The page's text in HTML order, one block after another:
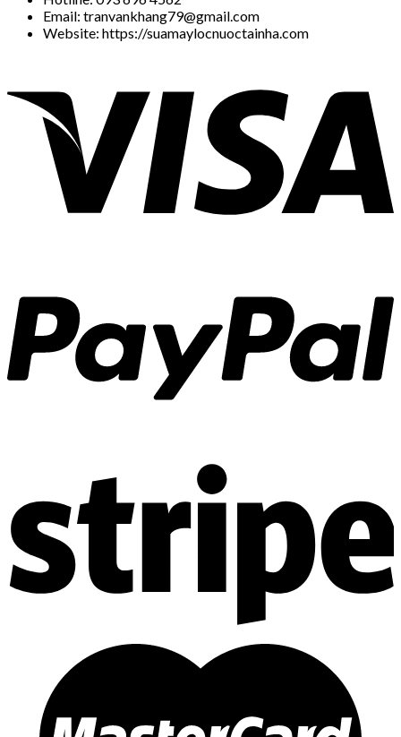
Email: tranvankhang79@gmail.com
Website: https://suamaylocnuoctainha.com